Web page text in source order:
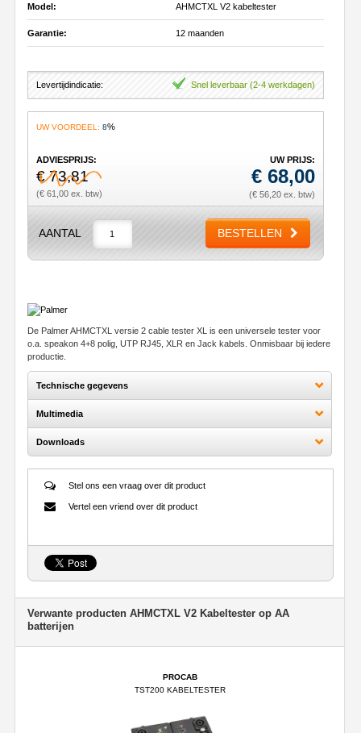
Model: AHMCTXL V2 kabeltester
Garantie: 12 maanden
Levertijdindicatie: Snel leverbaar (2-4 werkdagen)
UW VOORDEEL: 8%
ADVIESPRIJS:
€ 73,81
(€ 61,00 ex. btw)
UW PRIJS:
€ 68,00
(€ 56,20 ex. btw)
AANTAL BESTELLEN
De Palmer AHMCTXL versie 2 cable tester XL is een universele tester voor
o.a. speakon 4+8 polig, UTP RJ45, XLR en Jack kabels. Onmisbaar bij iedere
productie.
Technische gegevens
Multimedia
Downloads
Vertel een vriend over dit product
Stel ons een vraag over dit product
Verwante producten AHMCTXL V2 Kabeltester op AA
batterijen
PROCAB
TST200 KABELTESTER